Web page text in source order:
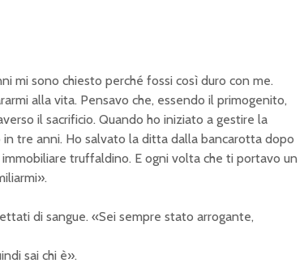
mi sono chiesto perché fossi così duro con me.
alla vita. Pensavo che, essendo il primogenito,
il sacrificio. Quando ho iniziato a gestire la
tre anni. Ho salvato la ditta dalla bancarotta dopo
truffaldino. E ogni volta che ti portavo un
di sangue. «Sei sempre stato arrogante,
sai chi è».